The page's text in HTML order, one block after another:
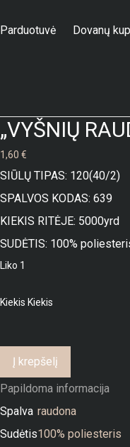
Parduotuvė Dovanų
„VYŠNIŲ
1,60 €
SIŪLŲ TIPAS: 120(40/2)
SPALVOS KODAS: 639
KIEKIS RITĖJE: 5000yrd
SUDĖTIS: 100%
Liko 1
Kiekis Kiekis
Į krepšelį
Papildoma informacija
Spalva raudona
Sudėtis100% poliesteris